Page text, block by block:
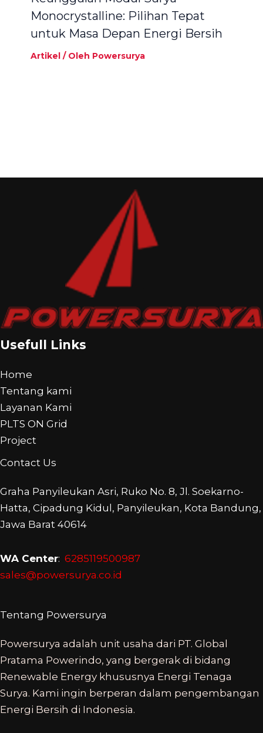
Monocrystalline: Pilihan Tepat
untuk Masa Depan Energi Bersih
Artikel / Oleh Powersurya
Usefull Links
Home
Tentang kami
Layanan Kami
PLTS ON Grid
Project
Contact Us
Graha Panyileukan Asri, Ruko No. 8, Jl. Soekarno-
Hatta, Cipadung Kidul, Panyileukan, Kota Bandung,
Jawa Barat 40614
WA Center: 6285119500987
sales@powersurya.co.id
Tentang Powersurya
Powersurya adalah unit usaha dari PT. Global
Pratama Powerindo, yang bergerak di bidang
Renewable Energy khususnya Energi Tenaga
Surya. Kami ingin berperan dalam pengembangan
Energi Bersih di Indonesia.